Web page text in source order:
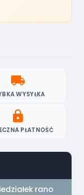
local_shipping
WYSYŁKA
lock
PŁATNOŚĆ
rano